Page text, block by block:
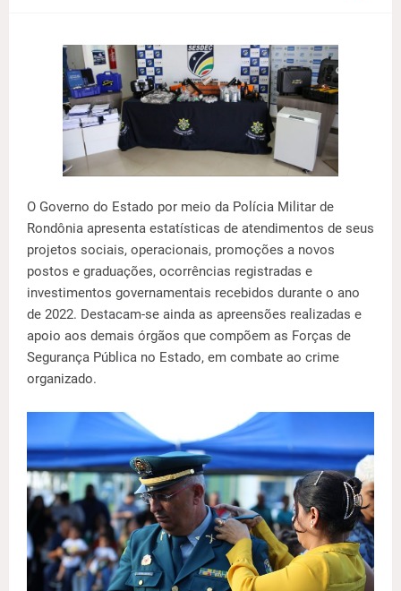
O Governo do Estado por meio da Polícia Militar de
Rondônia apresenta estatísticas de atendimentos de seus
projetos sociais, operacionais, promoções a novos
postos e graduações, ocorrências registradas e
investimentos governamentais recebidos durante o ano
de 2022. Destacam-se ainda as apreensões realizadas e
apoio aos demais órgãos que compõem as Forças de
Segurança Pública no Estado, em combate ao crime
organizado.